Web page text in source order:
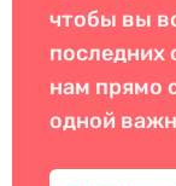
чтобы вы
последних
нам прямо
одной